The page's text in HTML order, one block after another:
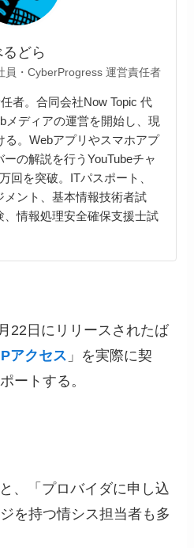
どら
員・CyberProgress 運営責任者
者。合同会社Now Topic 代
メディアの運営を開始し、現
る。Webアプリやスマホアプ
の解説を行うYouTubeチャ
回を突破。ITパスポート、
ント、基本情報技術者試
情報処理安全確保支援士試
22日にリリースされたば
アクセス 」を実際に契
ートする。
、「プロバイダに申し込
を持つ情シス担当者も多